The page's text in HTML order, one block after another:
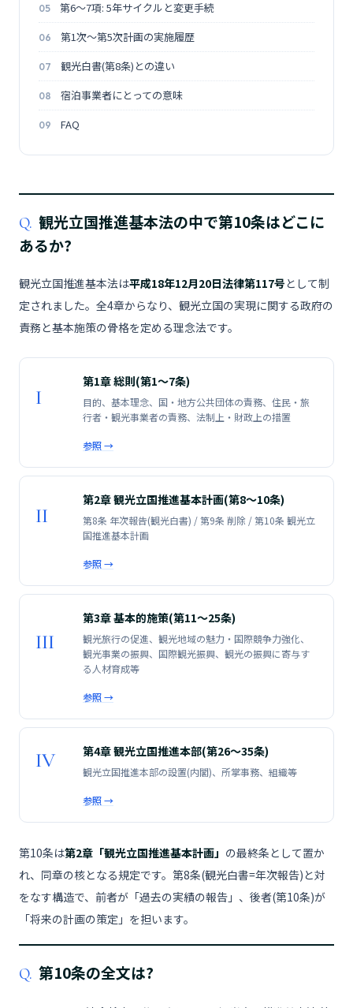
第6〜7項: 5年サイクルと変更手続
第1次〜第5次計画の実施履歴
観光白書(第8条)との違い
宿泊事業者にとっての意味
FAQ
Q. 観光立国推進基本法の中で第10条はどこに
あるか?
観光立国推進基本法は平成18年12月20日法律第117号として制
定されました。全4章からなり、観光立国の実現に関する政府の
責務と基本施策の骨格を定める理念法です。
I
第1章 総則(第1〜7条)
目的、基本理念、国・地方公共団体の責務、住民・旅
行者・観光事業者の責務、法制上・財政上の措置
参照 →
II
第2章 観光立国推進基本計画(第8〜10条)
第8条 年次報告(観光白書) / 第9条 削除 / 第10条 観光立
国推進基本計画
参照 →
III
第3章 基本的施策(第11〜25条)
観光旅行の促進、観光地域の魅力・国際競争力強化、
観光事業の振興、国際観光振興、観光の振興に寄与す
る人材育成等
参照 →
IV 第4章 観光立国推進本部(第26〜35条)
観光立国推進本部の設置(内閣)、所掌事務、組織等
参照 →
第10条は第2章「観光立国推進基本計画」 の最終条として置か
れ、同章の核となる規定です。第8条(観光白書=年次報告)と対
をなす構造で、前者が「過去の実績の報告」、後者(第10条)が
「将来の計画の策定」を担います。
Q. 第10条の全文は?